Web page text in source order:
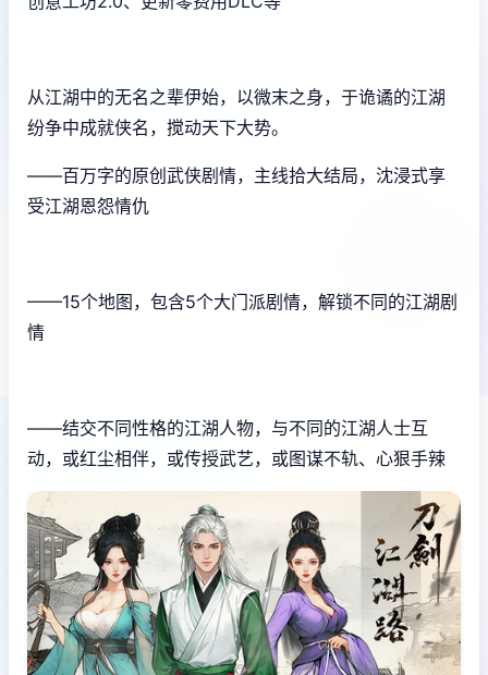
从江湖中的无名之辈伊始，以微末之身，于诡谲的江湖
纷争中成就侠名，搅动天下大势。
——百万字的原创武侠剧情，主线拾大结局，沈浸式享
受江湖恩怨情仇
——15个地图，包含5个大门派剧情，解锁不同的江湖剧
情
——结交不同性格的江湖人物，与不同的江湖人士互
动，或红尘相伴，或传授武艺，或图谋不轨、心狠手辣